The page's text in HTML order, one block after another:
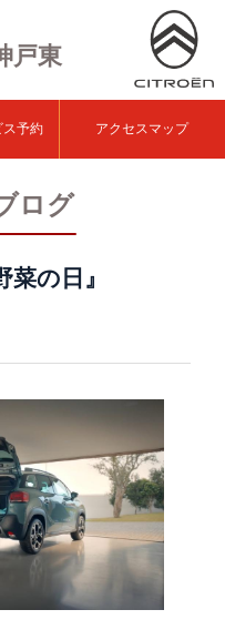
戸東
ス予約 アクセスマップ
ログ
の日』